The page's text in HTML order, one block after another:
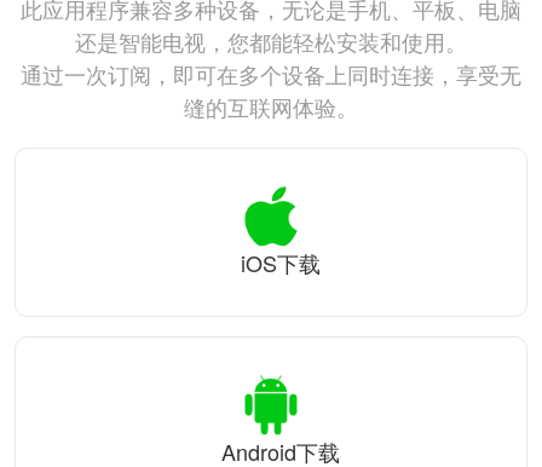
此应用程序兼容多种设备，无论是手机、平板、电脑
还是智能电视，您都能轻松安装和使用。
通过一次订阅，即可在多个设备上同时连接，享受无
缝的互联网体验。
iOS下载
Android下载